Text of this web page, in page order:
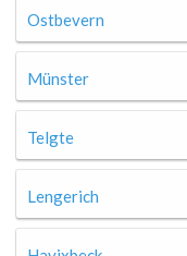
Ostbevern
Münster
Telgte
Lengerich